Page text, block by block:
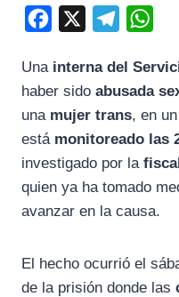
c
e
b
k
l
e
g
m
a
t
s
p
Una interna del
haber sido abusada
una mujer trans, en
está monitoreado las
investigado por la
quien ya ha tomado
avanzar en la causa.
El hecho ocurrió el
de la prisión donde las